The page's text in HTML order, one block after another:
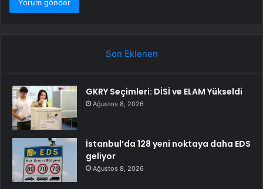
Son Eklenen
GKRY Seçimleri: DİSİ ve ELAM Yükseldi
Ağustos 8, 2026
İstanbul’da 128 yeni noktaya daha EDS
geliyor
Ağustos 8, 2026